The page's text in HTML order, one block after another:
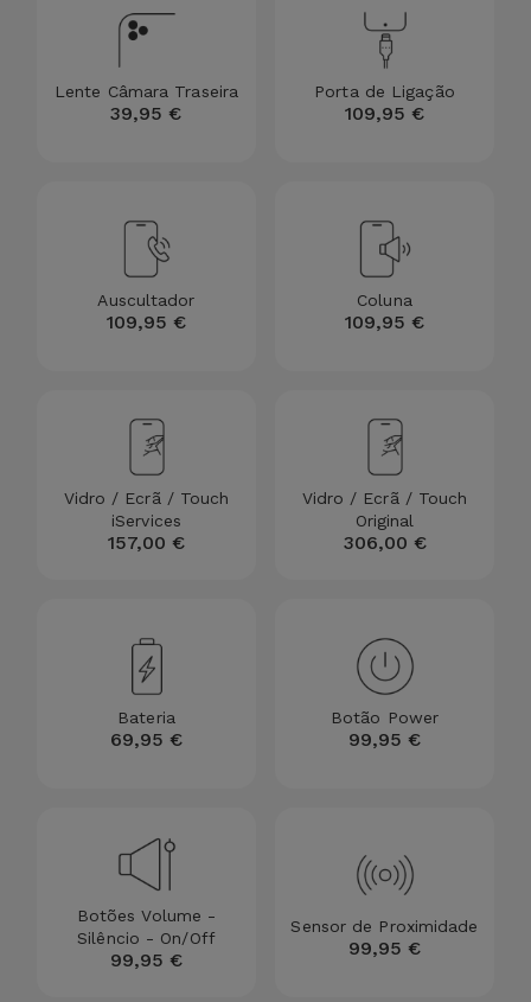
Telemóvel
Gadgets
Mobilidade,
Auto e
Bicicleta
Computador
Acessórios
tudo
Lente Câmara Traseira
39,95 €
Porta de Ligação
109,95 €
Auscultador
109,95 €
Coluna
109,95 €
Vidro / Ecrã / Touch
iServices
157,00 €
Vidro / Ecrã / Touch
Original
306,00 €
Bateria
69,95 €
Botão Power
99,95 €
Botões Volume -
Silêncio - On/Off
99,95 €
Sensor de Proximidade
99,95 €